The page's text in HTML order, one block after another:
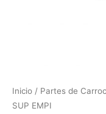
Inicio / Partes de
SUP EMPI